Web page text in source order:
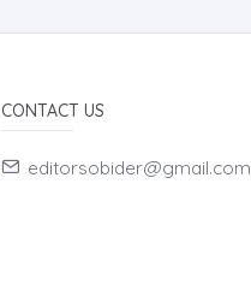
CONTACT US
editorsobider@gmail.com